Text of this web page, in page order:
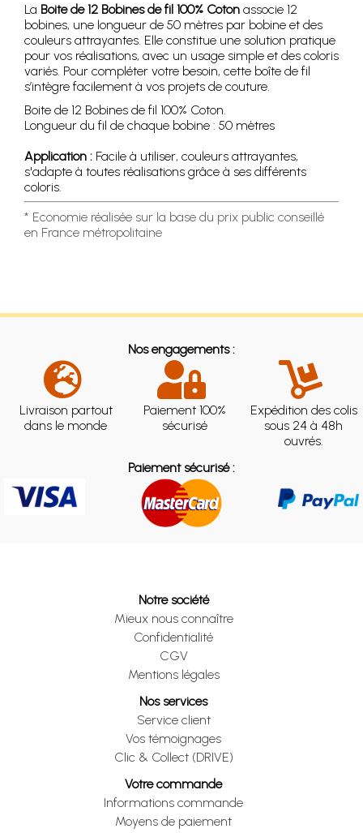
La Boite de 12 Bobines de fil 100% Coton associe 12
bobines, une longueur de 50 mètres par bobine et des
couleurs attrayantes. Elle constitue une solution pratique
pour vos réalisations, avec un usage simple et des coloris
variés. Pour compléter votre besoin, cette boîte de fil
s’intègre facilement à vos projets de couture.
Boite de 12 Bobines de fil 100% Coton.
Longueur du fil de chaque bobine : 50 mètres
Application : Facile à utiliser, couleurs attrayantes,
s'adapte à toutes réalisations grâce à ses différents
coloris.
* Economie réalisée sur la base du prix public conseillé
en France métropolitaine
Nos engagements :
Livraison partout
dans le monde
Paiement 100%
sécurisé
Expédition des colis
sous 24 à 48h
ouvrés.
Paiement sécurisé :
Notre société
Mieux nous connaître
Confidentialité
CGV
Mentions légales
Nos services
Service client
Vos témoignages
Clic & Collect (DRIVE)
Votre commande
Informations commande
Moyens de paiement